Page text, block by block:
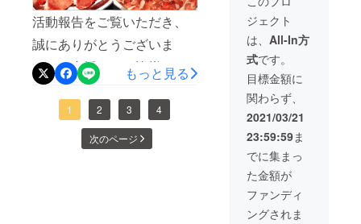
しみ頂ける一品です。ス
テーキとなっておりますの
で、鉄板や炭火で焼いて頂
いてもみその香ばしさが引
年配の方までお楽しみ頂け
る味付けです。お届けは9月
たい！との想いから立ち上
げました。宮崎県産豚肉
を、より簡単に調理頂ける
ようにこだわりのみそで漬
け込んだリターン商品を食
べて応援してほしいと思っ
ています。応援どうぞ宜し
いておりましたご支援者様
には、時間指定でお送りさ
せて頂きます。ご支援頂き
ました皆様には必ずリター
ン商品をお届け致しますの
で、到着まで今しばらくお
待ちくださいませ。引き続
活動報告をご覧いただき、
誠にありがとうございま
す。ご支援頂いた皆様、誠
にありがとうございます。
この場を借りて、御礼申し
上げます。また、温かい
もっと見る
1 2 3 4
次のページ
ｇ ・豚
ミンチ
500ｇ
・豚モ
モスラ
イス500
ｇ ・豚
バラ
（焼肉
用）300
ｇ ・豚
バラ切
り落と
し300ｇ
・〇八
ホルモ
ン特製
ジェクト
は、 All-In方
式です。
目標金額に
関わらず、
2021/03/21
23:59:59ま
でに集まっ
た金額が
ファンディ
ングされま